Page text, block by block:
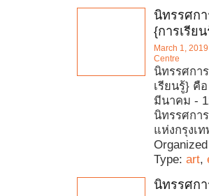
นิทรรศกา
{การเรีย
March 1, 2019
Centre
นิทรรศกา
เรียนรู้} คื
มีนาคม -
นิทรรศกา
แห่งกรุงเ
Type: art,
นิทรรศกา